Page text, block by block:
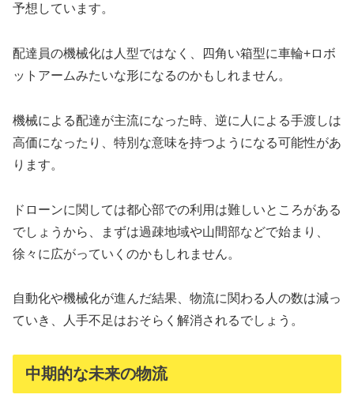
予想しています。
配達員の機械化は人型ではなく、四角い箱型に車輪+ロボ
ットアームみたいな形になるのかもしれません。
機械による配達が主流になった時、逆に人による手渡しは
高価になったり、特別な意味を持つようになる可能性があ
ります。
ドローンに関しては都心部での利用は難しいところがある
でしょうから、まずは過疎地域や山間部などで始まり、
徐々に広がっていくのかもしれません。
自動化や機械化が進んだ結果、物流に関わる人の数は減っ
ていき、人手不足はおそらく解消されるでしょう。
中期的な未来の物流